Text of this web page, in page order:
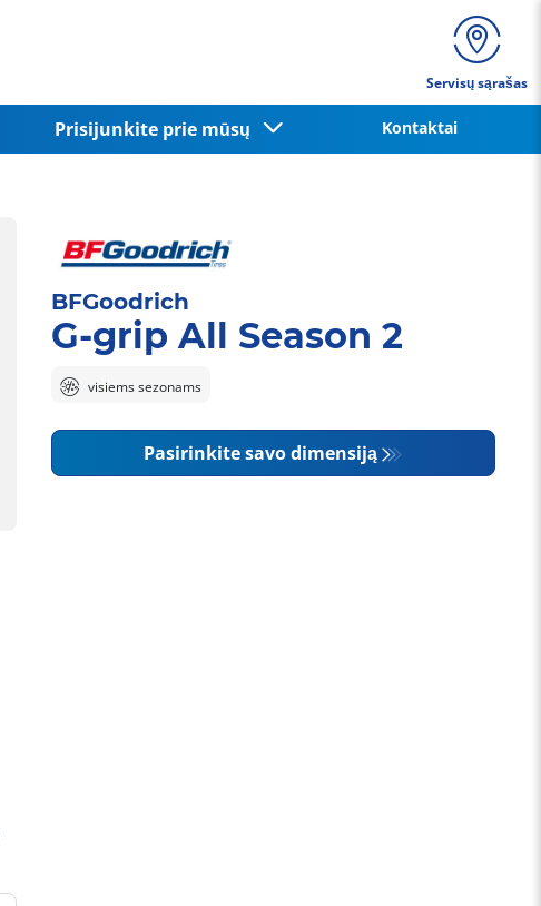
Servisų sąrašas
Prisijunkite prie mūsų Kontaktai
BFGoodrich
G-grip All Season 2
visiems sezonams
Pasirinkite savo dimensiją